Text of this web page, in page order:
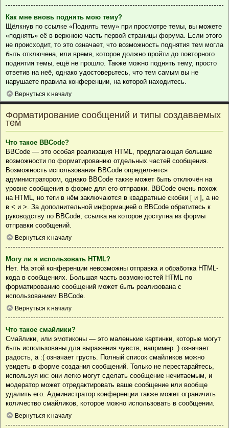
Как мне вновь поднять мою тему?
Щёлкнув по ссылке «Поднять тему» при просмотре темы, вы можете
«поднять» её в верхнюю часть первой страницы форума. Если этого
не происходит, то это означает, что возможность поднятия тем могла
быть отключена, или время, которое должно пройти до повторного
поднятия темы, ещё не прошло. Также можно поднять тему, просто
ответив на неё, однако удостоверьтесь, что тем самым вы не
нарушаете правила конференции, на которой находитесь.
Вернуться к началу
Форматирование сообщений и типы создаваемых
тем
Что такое BBCode?
BBCode — это особая реализация HTML, предлагающая большие
возможности по форматированию отдельных частей сообщения.
Возможность использования BBCode определяется
администратором, однако BBCode также может быть отключён на
уровне сообщения в форме для его отправки. BBCode очень похож
на HTML, но теги в нём заключаются в квадратные скобки [ и ], а не
в < и >. За дополнительной информацией о BBCode обратитесь к
руководству по BBCode, ссылка на которое доступна из формы
отправки сообщений.
Вернуться к началу
Могу ли я использовать HTML?
Нет. На этой конференции невозможны отправка и обработка HTML-
кода в сообщениях. Большая часть возможностей HTML по
форматированию сообщений может быть реализована с
использованием BBCode.
Вернуться к началу
Что такое смайлики?
Смайлики, или эмотиконы — это маленькие картинки, которые могут
быть использованы для выражения чувств, например :) означает
радость, а :( означает грусть. Полный список смайликов можно
увидеть в форме создания сообщений. Только не перестарайтесь,
используя их: они легко могут сделать сообщение нечитаемым, и
модератор может отредактировать ваше сообщение или вообще
удалить его. Администратор конференции также может ограничить
количество смайликов, которое можно использовать в сообщении.
Вернуться к началу